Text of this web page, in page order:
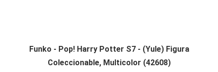
Funko - Pop! Harry Potter S7 - (Yule) Figura
Coleccionable, Multicolor (42608)